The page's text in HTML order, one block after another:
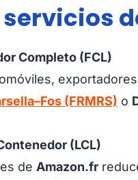
Completo (FCL)
(FRMRS) o
(LCL)
de Amazon.fr